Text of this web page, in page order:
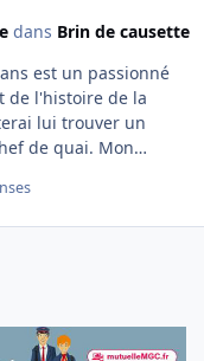
dans Brin de causette
de l'histoire de la
quai. Mon